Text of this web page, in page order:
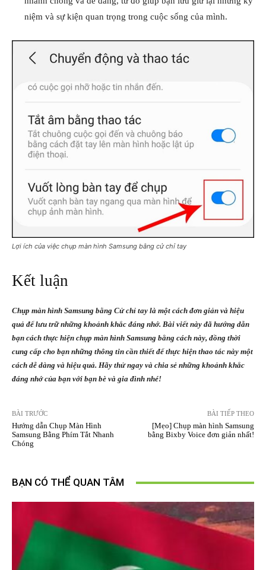
niệm và sự kiện quan trọng trong cuộc sống của mình.
Lợi ích của việc chụp màn hình Samsung bằng cử chỉ tay
Kết luận
Chụp màn hình Samsung bằng Cử chỉ tay là một cách đơn giản và hiệu
quả để lưu trữ những khoảnh khắc đáng nhớ. Bài viết này đã hướng dẫn
bạn cách thực hiện chụp màn hình Samsung bằng cách này, đồng thời
cung cấp cho bạn những thông tin cần thiết để thực hiện thao tác này một
cách dễ dàng và hiệu quả. Hãy thử ngay và chia sẻ những khoảnh khắc
đáng nhớ của bạn với bạn bè và gia đình nhé!
BÀI TRƯỚC
Hướng dẫn Chụp Màn Hình
Samsung Bằng Phím Tắt Nhanh
Chóng
BÀI TIẾP THEO
[Mẹo] Chụp màn hình Samsung
bằng Bixby Voice đơn giản nhất!
BẠN CÓ THỂ QUAN TÂM